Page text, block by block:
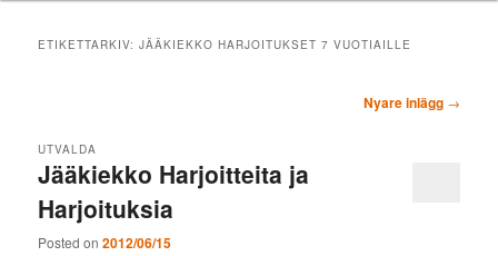
ETIKETTARKIV:JÄÄKIEKKO HARJOITUKSET 7 VUOTIAILLE
Nyare inlägg →
Jääkiekko Harjoitteita ja
Harjoituksia
UTVALDA
Posted on2012/06/15